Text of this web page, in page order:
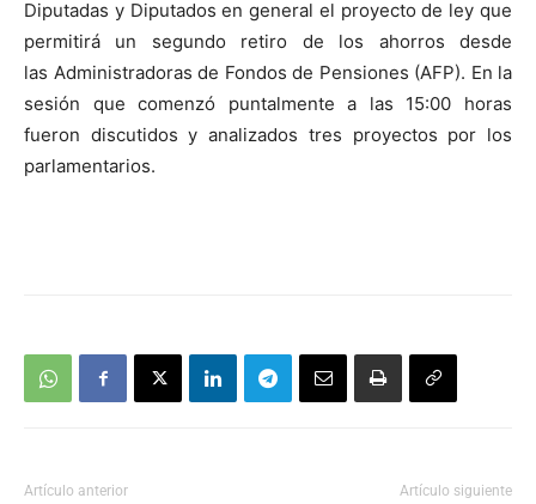
Diputadas y Diputados en general el proyecto de ley que
permitirá un segundo retiro de los ahorros desde
las Administradoras de Fondos de Pensiones (AFP). En la
sesión que comenzó puntalmente a las 15:00 horas
fueron discutidos y analizados tres proyectos por los
parlamentarios.
Artículo anterior Artículo siguiente